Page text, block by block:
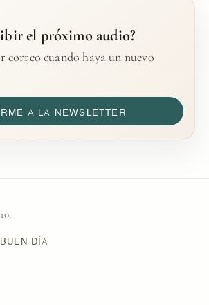
el próximo audio?
correo cuando haya un nuevo
A LA NEWSLETTER
DÍA